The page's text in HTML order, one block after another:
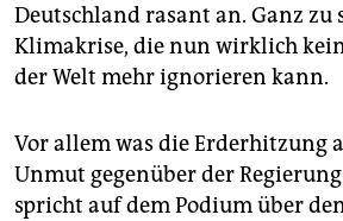
Deutschland rasant an. Ganz zu
Klimakrise, die nun wirklich
der Welt mehr ignorieren kann.
Vor allem was die Erderhitzung
Unmut gegenüber der
spricht auf dem Podium über